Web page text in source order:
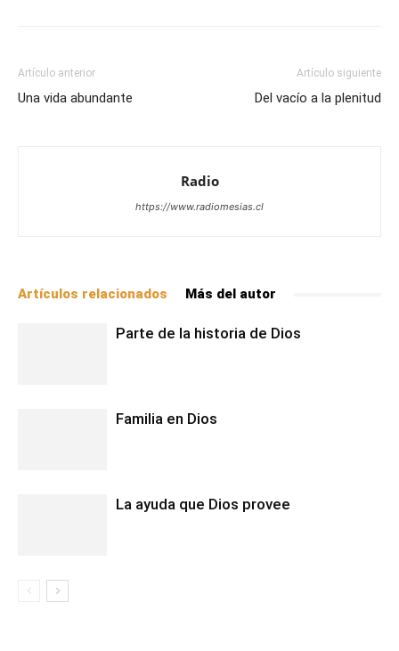
Artículo anterior
Una vida abundante
Artículo siguiente
Del vacío a la plenitud
Radio
https://www.radiomesias.cl
Artículos relacionados Más del autor
Parte de la historia de Dios
Familia en Dios
La ayuda que Dios provee